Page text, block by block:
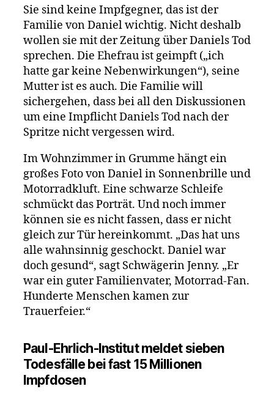
Sie sind keine Impfgegner, das ist der
Familie von Daniel wichtig. Nicht deshalb
wollen sie mit der Zeitung über Daniels Tod
sprechen. Die Ehefrau ist geimpft („ich
hatte gar keine Nebenwirkungen“), seine
Mutter ist es auch. Die Familie will
sichergehen, dass bei all den Diskussionen
um eine Impflicht Daniels Tod nach der
Spritze nicht vergessen wird.
Im Wohnzimmer in Grumme hängt ein
großes Foto von Daniel in Sonnenbrille und
Motorradkluft. Eine schwarze Schleife
schmückt das Porträt. Und noch immer
können sie es nicht fassen, dass er nicht
gleich zur Tür hereinkommt. „Das hat uns
alle wahnsinnig geschockt. Daniel war
doch gesund“, sagt Schwägerin Jenny. „Er
war ein guter Familienvater, Motorrad-Fan.
Hunderte Menschen kamen zur
Trauerfeier.“
Paul-Ehrlich-Institut meldet sieben
Todesfälle bei fast 15 Millionen
Impfdosen